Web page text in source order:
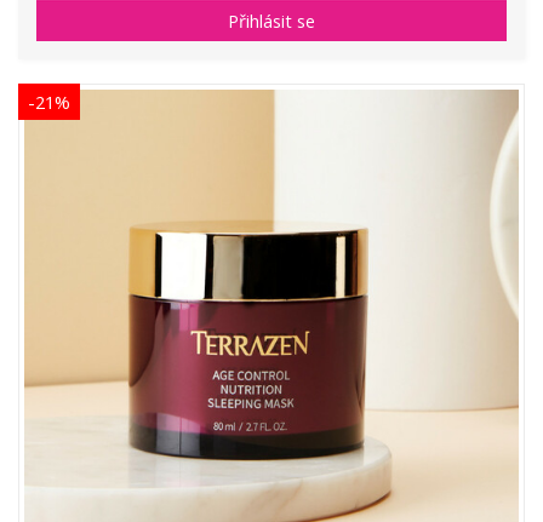
Přihlásit se
-21%